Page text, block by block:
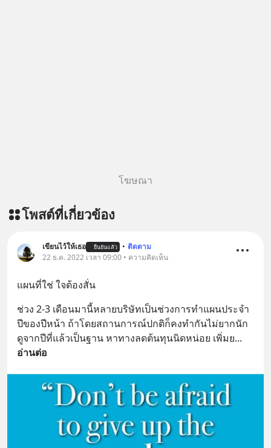
โฆษณา
โพสต์ที่เกี่ยวข้อง
เขียนไว้ให้เธอ ยืนยันแล้ว • ติดตาม
22 ธ.ค. 2022 เวลา 09:00 • ความคิดเห็น
แผนที่ใช่ ใจต้องสั่น
ช่วง 2-3 เดือนมานี้หลายบริษัทเป็นช่วงการทำแผนประจำ
ปีของปีหน้า ถ้าโดยสถานการณ์ปกติก็คงทำกันไม่ยากนัก
ดูจากปีที่แล้วเป็นฐาน หาทางลดต้นทุนนิดหน่อย เพิ่มย
อ่านต่อ